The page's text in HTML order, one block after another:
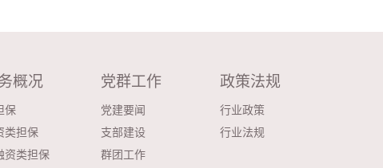
概况
保
类担保
资类担保
党群工作
党建要闻
支部建设
群团工作
政策法规
行业政策
行业法规